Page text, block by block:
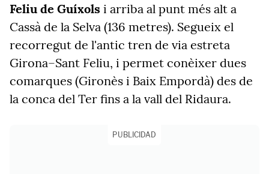
Feliu de Guíxols i arriba al punt més alt a
Cassà de la Selva (136 metres). Segueix el
recorregut de l'antic tren de via estreta
Girona–Sant Feliu, i permet conèixer dues
comarques (Gironès i Baix Empordà) des de
la conca del Ter fins a la vall del Ridaura.
PUBLICIDAD